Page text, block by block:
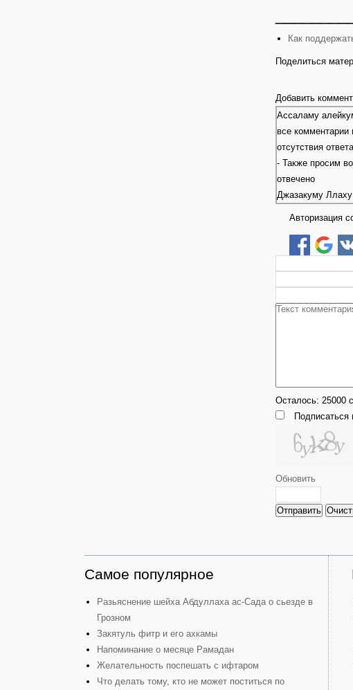
Как
Поделиться
Добавить
Ассаламу
все комментарии
отсутствия
- Также просим
отвечено
Джазакуму
Авторизация
Осталось: 25000
Подписаться
Обновить
Отправить
Самое популярное
Разьяснение шейха Абдуллаха ас-Сада о сьезде в
Грозном
Закятуль фитр и его ахкамы
Напоминание о месяце Рамадан
Желательность поспешать с ифтаром
Что делать тому, кто не может поститься по